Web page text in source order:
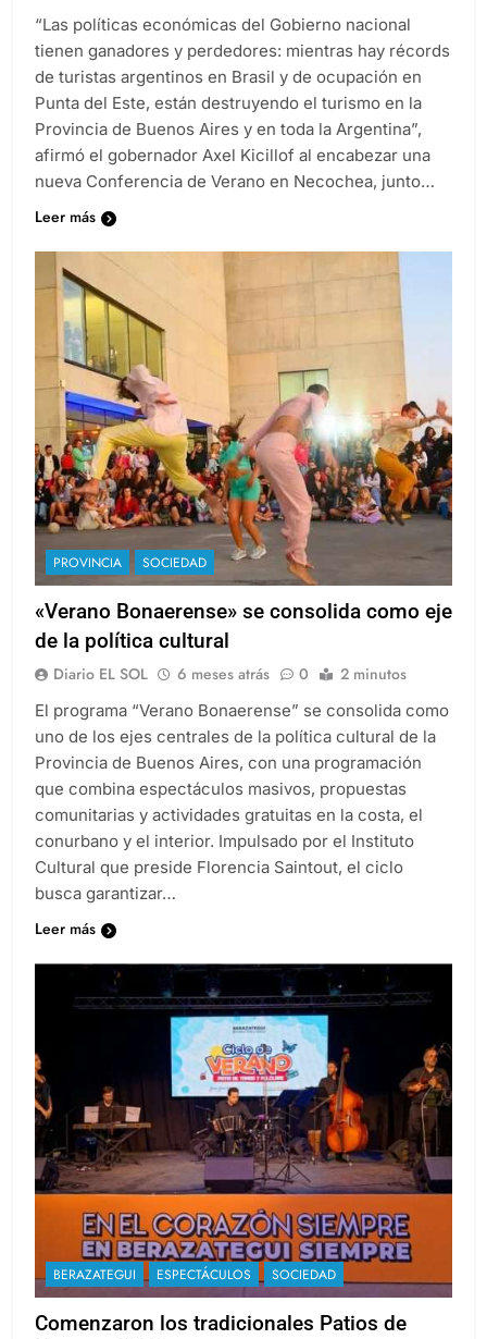
“Las políticas económicas del Gobierno nacional
tienen ganadores y perdedores: mientras hay récords
de turistas argentinos en Brasil y de ocupación en
Punta del Este, están destruyendo el turismo en la
Provincia de Buenos Aires y en toda la Argentina”,
afirmó el gobernador Axel Kicillof al encabezar una
nueva Conferencia de Verano en Necochea, junto…
Leer más
PROVINCIA SOCIEDAD
«Verano Bonaerense» se consolida como eje
de la política cultural
Diario EL SOL 6 meses atrás 0 2 minutos
El programa “Verano Bonaerense” se consolida como
uno de los ejes centrales de la política cultural de la
Provincia de Buenos Aires, con una programación
que combina espectáculos masivos, propuestas
comunitarias y actividades gratuitas en la costa, el
conurbano y el interior. Impulsado por el Instituto
Cultural que preside Florencia Saintout, el ciclo
busca garantizar…
Leer más
BERAZATEGUI ESPECTÁCULOS SOCIEDAD
Comenzaron los tradicionales Patios de